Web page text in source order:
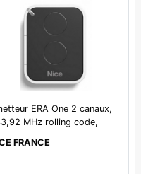
ERA One 2 canaux,
MHz rolling code,
certificats, auto-
FRANCE